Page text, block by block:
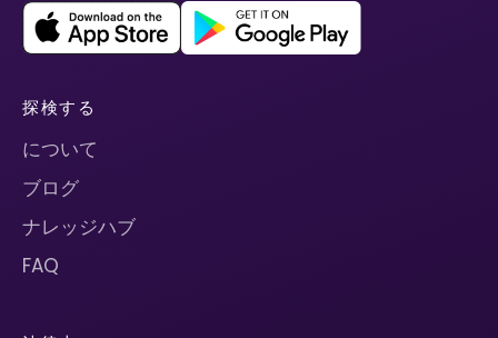
探検する
について
ブログ
ナレッジハブ
FAQ